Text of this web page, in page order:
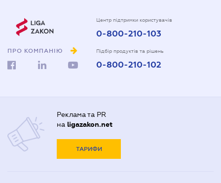
ПРО КОМПАНІЮ
Центр підтримки користувачів
0-800-210-103
Підбір продуктів та рішень
0-800-210-102
Реклама та PR
на ligazakon.net
ТАРИФИ